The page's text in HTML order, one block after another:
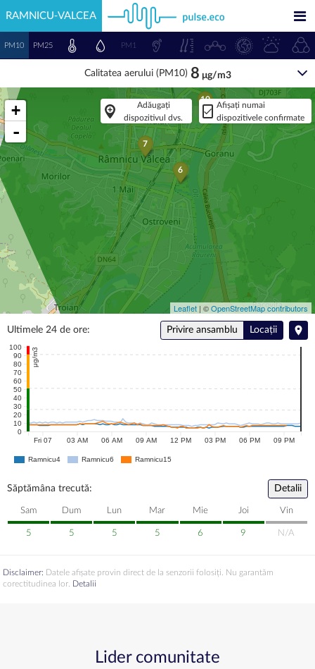
RAMNICU-VALCEA
6
10
7
+
-
Adăugați
dispozitivul dvs.
Afișați numai
dispozitivele confirmate
Leaflet | ©OpenStreetMap contributors
PM10 PM25 PM1
Calitatea aerului (PM10) 8 μg/m3
Ultimele 24 de ore: Privire ansamblu Locații
Fri 07 03 AM 06 AM 09 AM 12 PM 03 PM 06 PM 09 PM
0
10
20
30
40
50
60
70
80
90
100 μg/m3
Ramnicu4 Ramnicu6 Ramnicu15
Săptămâna trecută: Detalii
Sam Dum Lun Mar Mie Joi Vin
5 5 5 5 6 9 N/A
Disclaimer: Datele afișate provin direct de la senzorii folosiți. Nu garantăm
corectitudinea lor. Detalii
Lider comunitate